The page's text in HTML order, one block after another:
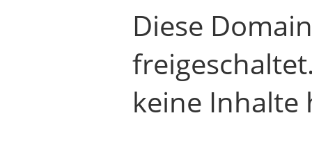
Diese
keine Inhalte